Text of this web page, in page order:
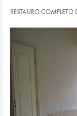
RESTAURO